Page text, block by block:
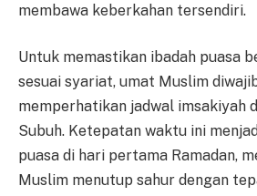
membawa keberkahan tersendiri.
Untuk memastikan ibadah puasa
sesuai syariat, umat Muslim
memperhatikan jadwal imsakiyah
Subuh. Ketepatan waktu ini
puasa di hari pertama Ramadan,
Muslim menutup sahur dengan